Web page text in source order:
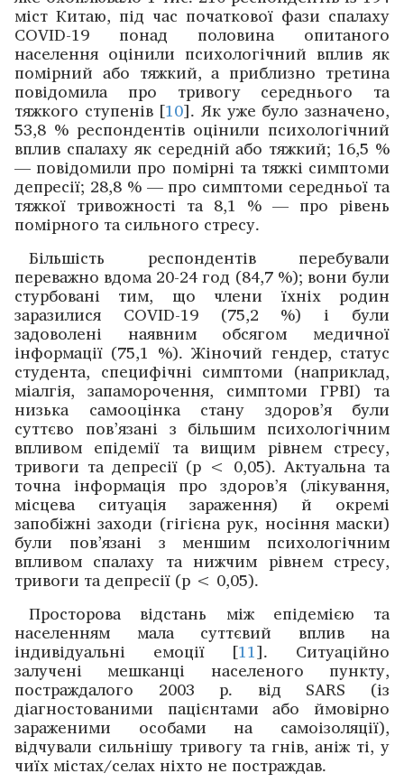
міст Китаю, під час початкової фази спалаху
COVID-19 понад ­половина опитаного
населення оцінили психологічний вплив як
помір­ний або тяжкий, а приблизно третина
повідомила про тривогу середнього та
тяжкого ступенів [10]. Як уже було зазначено,
53,8 % респондентів оцінили психологічний
вплив спалаху як середній або тяжкий; 16,5 %
— повідомили про помірні та тяжкі симптоми
депресії; 28,8 % — про ­симптоми середньої та
тяжкої ­тривожності та 8,1 % — про рівень
помірного та сильного стресу.
Більшість респондентів перебували
переважно вдома 20-24 год (84,7 %); вони були
стурбовані тим, що члени їхніх родин
заразилися COVID-19 (75,2 %) і були
задоволені наявним обсягом медичної
інформації (75,1 %). Жіночий гендер, статус
студента, специфічні симптоми (наприклад,
міалгія, запаморочення, симптоми ГРВІ) та
низька самооцінка стану здоров’я були
суттєво пов’язані з більшим психологічним
впливом епідемії та вищим рівнем стресу,
тривоги та депресії (p < 0,05). ­Актуальна та
точна інформація про здоров’я (лікування,
місцева ­ситуація зараження) й окремі
запобіжні заходи (гігієна рук, ­носіння маски)
були ­пов’язані з меншим психологічним
впливом спалаху та нижчим рівнем стресу,
тривоги та депресії (р < 0,05).
Просторова відстань між епідемією та
населенням мала суттєвий вплив на
індивідуальні емоції [11]. ­Ситуаційно
залучені мешканці населеного пункту,
постраждалого 2003 р. від SARS (із
діагностованими пацієнтами або ймовірно
зараженими особами на самоізоляції),
відчували сильнішу тривогу та гнів, аніж ті, у
чиїх містах/­селах ніхто не постраждав.